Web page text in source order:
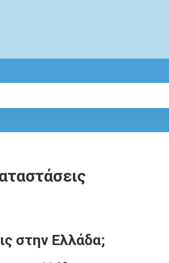
στην Ελλάδα;